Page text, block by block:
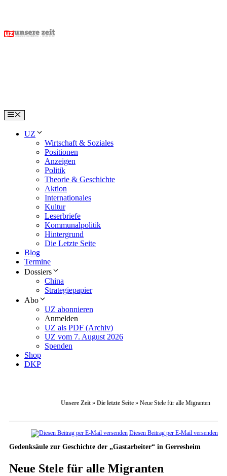
content
Menu
UZ
Wirtschaft & Soziales
Positionen
Anzeigen
Politik
Theorie & Geschichte
Aktion
Internationales
Kultur
Leserbriefe
Kommunalpolitik
Hintergrund
Die Letzte Seite
Blog
Termine
Dossiers
China
Strategiepapier
Abo
UZ abonnieren
Anmelden
UZ als PDF (Archiv)
UZ vom 7. August 2026
Spenden
Shop
DKP
Unsere Zeit » Die letzte Seite » Neue Stele für alle Migranten
Diesen Beitrag per E-Mail versenden
Gedenksäule zur Geschichte der „Gastarbeiter“ in Gerresheim
Neue Stele für alle Migranten